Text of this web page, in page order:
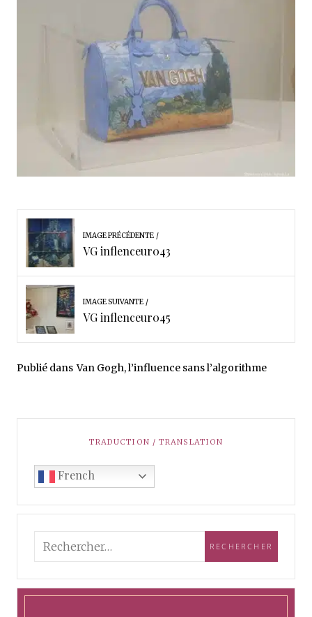
IMAGE PRÉCÉDENTE
VG inflenceur043
IMAGE SUIVANTE
VG inflenceur045
Publié dans Van Gogh, l’influence sans l’algorithme
TRADUCTION / TRANSLATION
French